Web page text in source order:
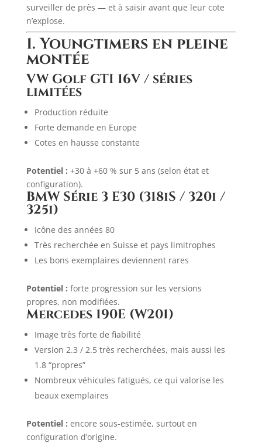
surveiller de près — et à saisir avant que leur cote
n’explose.
1. Youngtimers en pleine
montée
VW Golf GTI 16V / séries
limitées
Production réduite
Forte demande en Europe
Cotes en hausse constante
Potentiel : +30 à +60 % sur 5 ans (selon état et
configuration).
BMW Série 3 E30 (318iS / 320i /
325i)
Icône des années 80
Très recherchée en Suisse et pays limitrophes
Les bons exemplaires deviennent rares
Potentiel : forte progression sur les versions
propres, non modifiées.
Mercedes 190E (W201)
Image très forte de fiabilité
Version 2.3 / 2.5 très recherchées, mais aussi les
1.8 “propres”
Nombreux véhicules fatigués, ce qui valorise les
beaux exemplaires
Potentiel : encore sous-estimée, surtout en
configuration d’origine.